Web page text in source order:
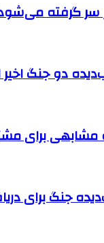
سر گرفته
برای